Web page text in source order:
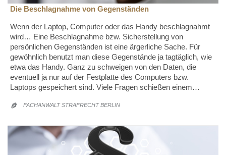
Die Beschlagnahme von Gegenständen
Wenn der Laptop, Computer oder das Handy beschlagnahmt
wird… Eine Beschlagnahme bzw. Sicherstellung von
persönlichen Gegenständen ist eine ärgerliche Sache. Für
gewöhnlich benutzt man diese Gegenstände ja tagtäglich, wie
etwa das Handy. Ganz zu schweigen von den Daten, die
eventuell ja nur auf der Festplatte des Computers bzw.
Laptops gespeichert sind. Viele Fragen schießen einem…
 FACHANWALT STRAFRECHT BERLIN